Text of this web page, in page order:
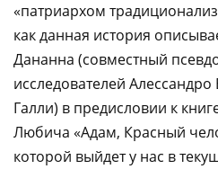
«патриархом
как данная история
Дананна (совместный
исследователей
Галли) в предисловии к
Любича «Адам, Красный
которой выйдет у нас в